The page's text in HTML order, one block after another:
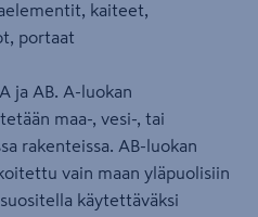
kaiteet,
portaat
ja AB. A-luokan
maa-, vesi-, tai
rakenteissa. AB-luokan
vain maan yläpuolisiin
käytettäväksi